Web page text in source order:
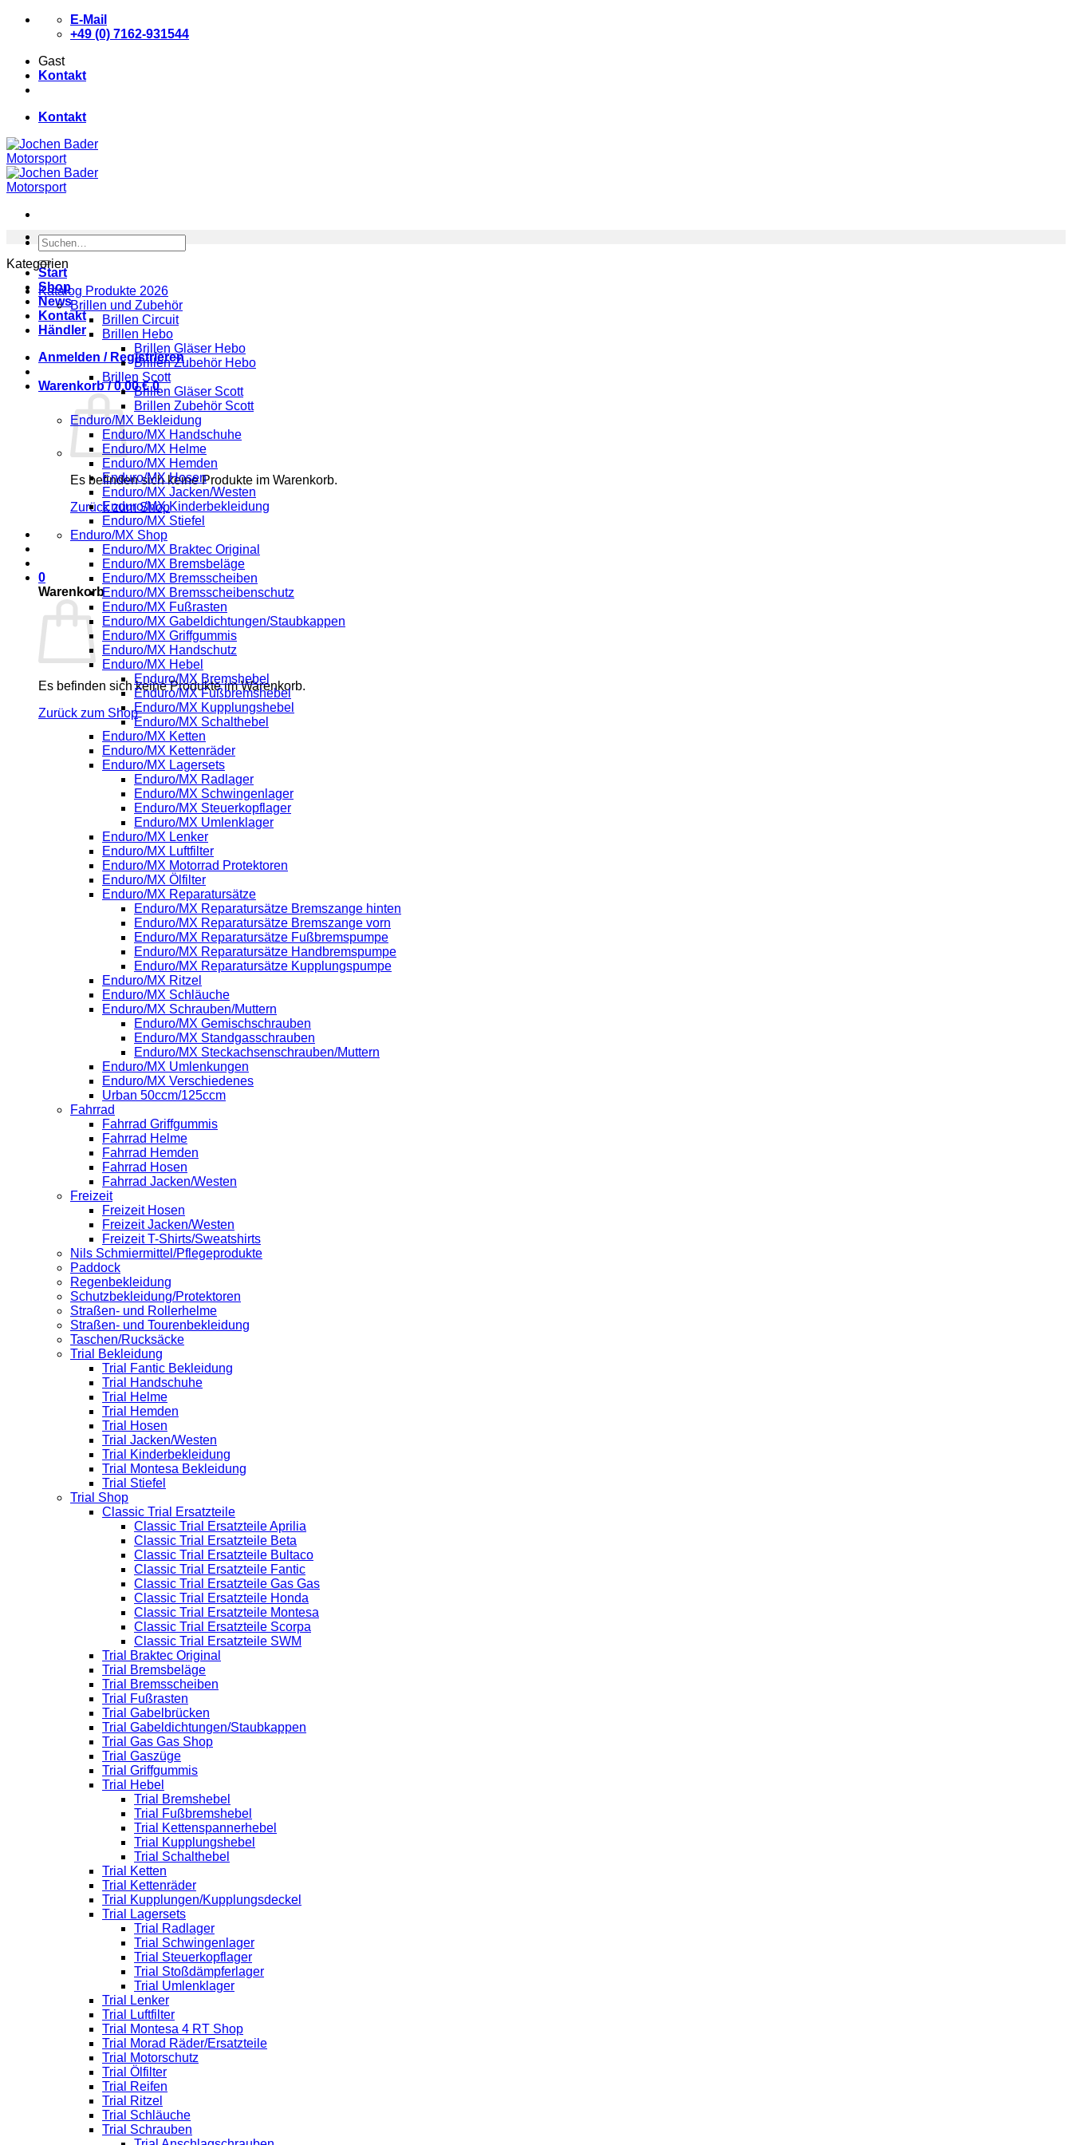
Zum
E-Mail
+49 (0) 7162-931544
Gast
Kontakt
Kontakt
Suchen
nach:
Start
Shop
News
Kontakt
Händler
Anmelden / Registrieren
Warenkorb /0,00€ 0
Es befinden sich keine Produkte im Warenkorb.
Zurück zum Shop
0
Warenkorb
Es befinden sich keine Produkte im Warenkorb.
Zurück zum Shop
Kategorien
Katalog Produkte 2026
Brillen und Zubehör
Brillen Circuit
Brillen Hebo
Brillen Gläser Hebo
Brillen Zubehör Hebo
Brillen Scott
Brillen Gläser Scott
Brillen Zubehör Scott
Enduro/MX Bekleidung
Enduro/MX Handschuhe
Enduro/MX Helme
Enduro/MX Hemden
Enduro/MX Hosen
Enduro/MX Jacken/Westen
Enduro/MX Kinderbekleidung
Enduro/MX Stiefel
Enduro/MX Shop
Enduro/MX Braktec Original
Enduro/MX Bremsbeläge
Enduro/MX Bremsscheiben
Enduro/MX Bremsscheibenschutz
Enduro/MX Fußrasten
Enduro/MX Gabeldichtungen/Staubkappen
Enduro/MX Griffgummis
Enduro/MX Handschutz
Enduro/MX Hebel
Enduro/MX Bremshebel
Enduro/MX Fußbremshebel
Enduro/MX Kupplungshebel
Enduro/MX Schalthebel
Enduro/MX Ketten
Enduro/MX Kettenräder
Enduro/MX Lagersets
Enduro/MX Radlager
Enduro/MX Schwingenlager
Enduro/MX Steuerkopflager
Enduro/MX Umlenklager
Enduro/MX Lenker
Enduro/MX Luftfilter
Enduro/MX Motorrad Protektoren
Enduro/MX Ölfilter
Enduro/MX Reparatursätze
Enduro/MX Reparatursätze Bremszange hinten
Enduro/MX Reparatursätze Bremszange vorn
Enduro/MX Reparatursätze Fußbremspumpe
Enduro/MX Reparatursätze Handbremspumpe
Enduro/MX Reparatursätze Kupplungspumpe
Enduro/MX Ritzel
Enduro/MX Schläuche
Enduro/MX Schrauben/Muttern
Enduro/MX Gemischschrauben
Enduro/MX Standgasschrauben
Enduro/MX Steckachsenschrauben/Muttern
Enduro/MX Umlenkungen
Enduro/MX Verschiedenes
Urban 50ccm/125ccm
Fahrrad
Fahrrad Griffgummis
Fahrrad Helme
Fahrrad Hemden
Fahrrad Hosen
Fahrrad Jacken/Westen
Freizeit
Freizeit Hosen
Freizeit Jacken/Westen
Freizeit T-Shirts/Sweatshirts
Nils Schmiermittel/Pflegeprodukte
Paddock
Regenbekleidung
Schutzbekleidung/Protektoren
Straßen- und Rollerhelme
Straßen- und Tourenbekleidung
Taschen/Rucksäcke
Trial Bekleidung
Trial Fantic Bekleidung
Trial Handschuhe
Trial Helme
Trial Hemden
Trial Hosen
Trial Jacken/Westen
Trial Kinderbekleidung
Trial Montesa Bekleidung
Trial Stiefel
Trial Shop
Classic Trial Ersatzteile
Classic Trial Ersatzteile Aprilia
Classic Trial Ersatzteile Beta
Classic Trial Ersatzteile Bultaco
Classic Trial Ersatzteile Fantic
Classic Trial Ersatzteile Gas Gas
Classic Trial Ersatzteile Honda
Classic Trial Ersatzteile Montesa
Classic Trial Ersatzteile Scorpa
Classic Trial Ersatzteile SWM
Trial Braktec Original
Trial Bremsbeläge
Trial Bremsscheiben
Trial Fußrasten
Trial Gabelbrücken
Trial Gabeldichtungen/Staubkappen
Trial Gas Gas Shop
Trial Gaszüge
Trial Griffgummis
Trial Hebel
Trial Bremshebel
Trial Fußbremshebel
Trial Kettenspannerhebel
Trial Kupplungshebel
Trial Schalthebel
Trial Ketten
Trial Kettenräder
Trial Kupplungen/Kupplungsdeckel
Trial Lagersets
Trial Radlager
Trial Schwingenlager
Trial Steuerkopflager
Trial Stoßdämpferlager
Trial Umlenklager
Trial Lenker
Trial Luftfilter
Trial Montesa 4 RT Shop
Trial Morad Räder/Ersatzteile
Trial Motorschutz
Trial Ölfilter
Trial Reifen
Trial Ritzel
Trial Schläuche
Trial Schrauben